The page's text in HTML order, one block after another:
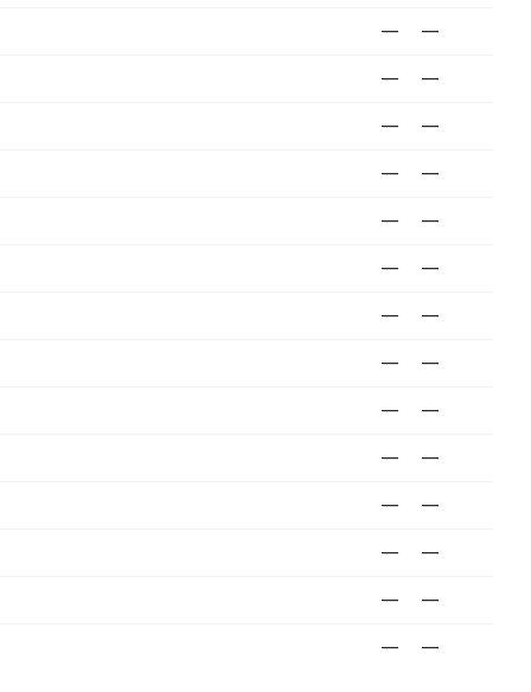
— —
— —
— —
— —
— —
— —
— —
— —
— —
— —
— —
— —
— —
— —